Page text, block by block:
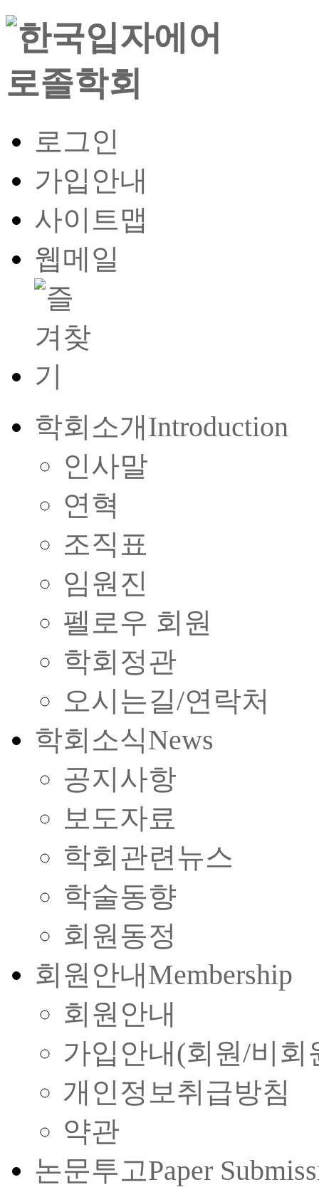
로그인
가입안내
사이트맵
웹메일
학회소개Introduction
인사말
연혁
조직표
임원진
펠로우 회원
학회정관
오시는길/연락처
학회소식News
공지사항
보도자료
학회관련뉴스
학술동향
회원동정
회원안내Membership
회원안내
가입안내(회원/비회
개인정보취급방침
약관
논문투고Paper